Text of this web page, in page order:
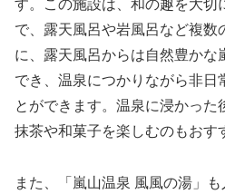
す。この施設は、和の趣を大切
で、露天風呂や岩風呂など複数
に、露天風呂からは自然豊かな
でき、温泉につかりながら非日
とができます。温泉に浸かった
抹茶や和菓子を楽しむのもおす
また、「嵐山温泉 風風の湯」